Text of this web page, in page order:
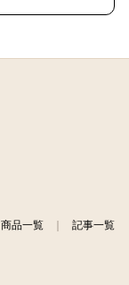
商品一覧 記事一覧